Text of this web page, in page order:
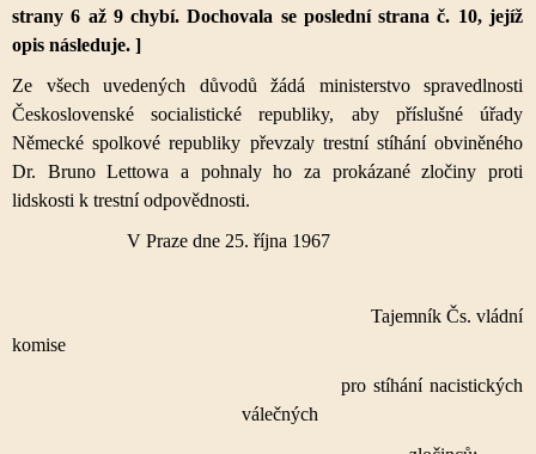
strany 6 až 9 chybí. Dochovala se poslední strana č. 10, jejíž
opis následuje. ]
Ze všech uvedených důvodů žádá ministerstvo spravedlnosti
Československé socialistické republiky, aby příslušné úřady
Německé spolkové republiky převzaly trestní stíhání obviněného
Dr. Bruno Lettowa a pohnaly ho za prokázané zločiny proti
lidskosti k trestní odpovědnosti.
V Praze dne 25. října 1967
Tajemník Čs. vládní
komise
pro stíhání nacistických
válečných